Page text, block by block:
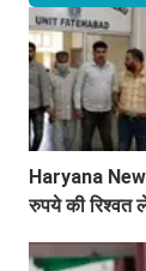
Haryana
रुपये की रिश्वत